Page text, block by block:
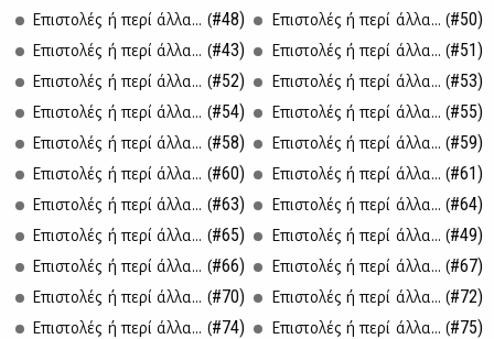
Επι­στο­λές ή πε­ρί άλ­λα... (#48) Επι­στο­λές ή πε­ρί άλ­λα... (#50)
Επι­στο­λές ή πε­ρί άλ­λα... (#43) Επι­στο­λές ή πε­ρί άλ­λα... (#51)
Επι­στο­λές ή πε­ρί άλ­λα... (#52) Επι­στο­λές ή πε­ρί άλ­λα... (#53)
Επι­στο­λές ή πε­ρί άλ­λα... (#54) Επι­στο­λές ή πε­ρί άλ­λα... (#55)
Επι­στο­λές ή πε­ρί άλ­λα... (#58) Επι­στο­λές ή πε­ρί άλ­λα... (#59)
Επι­στο­λές ή πε­ρί άλ­λα... (#60) Επι­στο­λές ή πε­ρί άλ­λα... (#61)
Επι­στο­λές ή πε­ρί άλ­λα... (#63) Επι­στο­λές ή πε­ρί άλ­λα... (#64)
Επι­στο­λές ή πε­ρί άλ­λα... (#65) Επι­στο­λές ή πε­ρί άλ­λα... (#49)
Επι­στο­λές ή πε­ρί άλ­λα... (#66) Επι­στο­λές ή πε­ρί άλ­λα... (#67)
Επι­στο­λές ή πε­ρί άλ­λα... (#70) Επι­στο­λές ή πε­ρί άλ­λα... (#72)
Επι­στο­λές ή πε­ρί άλ­λα... (#74) Επι­στο­λές ή πε­ρί άλ­λα... (#75)